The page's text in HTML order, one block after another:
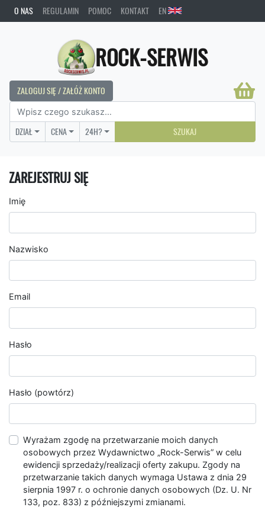
O NAS REGULAMIN POMOC KONTAKT EN
ROCK-SERWIS
ZALOGUJ SIĘ / ZAŁÓŻ KONTO
DZIAŁ CENA 24H? SZUKAJ
ZAREJESTRUJ SIĘ
Imię
Nazwisko
Email
Hasło
Hasło (powtórz)
Wyrażam zgodę na przetwarzanie moich danych
osobowych przez Wydawnictwo „Rock-Serwis” w celu
ewidencji sprzedaży/realizacji oferty zakupu. Zgody na
przetwarzanie takich danych wymaga Ustawa z dnia 29
sierpnia 1997 r. o ochronie danych osobowych (Dz. U. Nr
133, poz. 833) z późniejszymi zmianami.